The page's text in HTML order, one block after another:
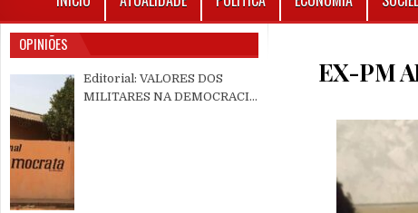
EX-PM
OPINIÕES
Editorial: VALORES DOS
MILITARES NA DEMOCRACIA